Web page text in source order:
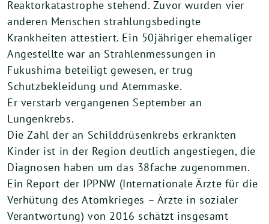
Reaktorkatastrophe stehend. Zuvor wurden vier
anderen Menschen strahlungsbedingte
Krankheiten attestiert. Ein 50jähriger ehemaliger
Angestellte war an Strahlenmessungen in
Fukushima beteiligt gewesen, er trug
Schutzbekleidung und Atemmaske.
Er verstarb vergangenen September an
Lungenkrebs.
Die Zahl der an Schilddrüsenkrebs erkrankten
Kinder ist in der Region deutlich angestiegen, die
Diagnosen haben um das 38fache zugenommen.
Ein Report der IPPNW (Internationale Ärzte für die
Verhütung des Atomkrieges – Ärzte in sozialer
Verantwortung) von 2016 schätzt insgesamt